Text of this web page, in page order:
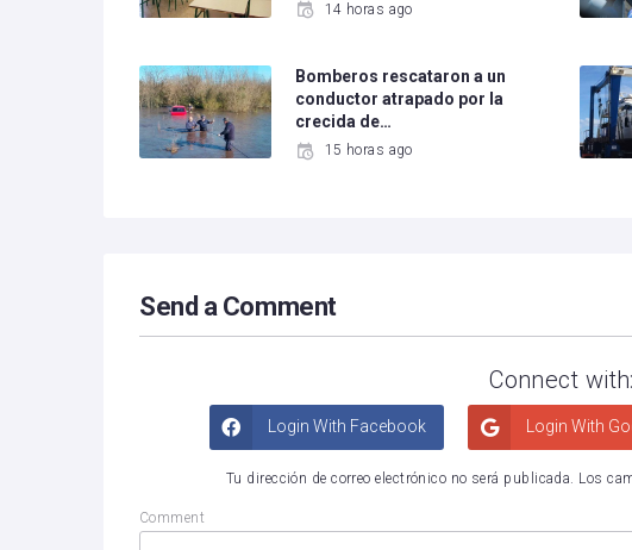
14 horas ago
Bomberos rescataron a un
conductor atrapado por la
crecida de…
15 horas ago
Send a Comment
Connect with:
Login With Facebook Login With
Tu dirección de correo electrónico no será publicada. Los
Comment